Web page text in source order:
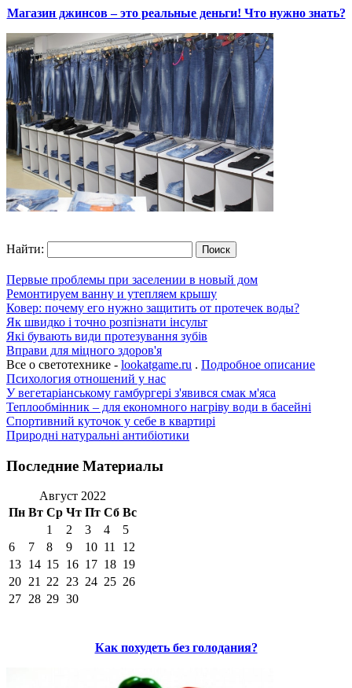
Магазин джинсов – это реальные деньги! Что нужно знать?
Найти:
Первые проблемы при заселении в новый дом
Ремонтируем ванну и утепляем крышу
Ковер: почему его нужно защитить от протечек воды?
Як швидко і точно розпізнати інсульт
Які бувають види протезування зубів
Вправи для міцного здоров'я
Все о светотехнике - lookatgame.ru . Подробное описание
Психология отношений у нас
У вегетаріанському гамбургері з'явився смак м'яса
Теплообмінник – для економного нагріву води в басейні
Спортивний куточок у себе в квартирі
Природні натуральні антибіотики
Последние Материалы
Август 2022
Пн Вт Ср Чт Пт Сб Вс
1
2 3 4
5
6
7 8 9 10 11
12
13 14 15 16 17 18 19
20 21 22 23 24 25 26
27 28 29 30
Как похудеть без голодания?